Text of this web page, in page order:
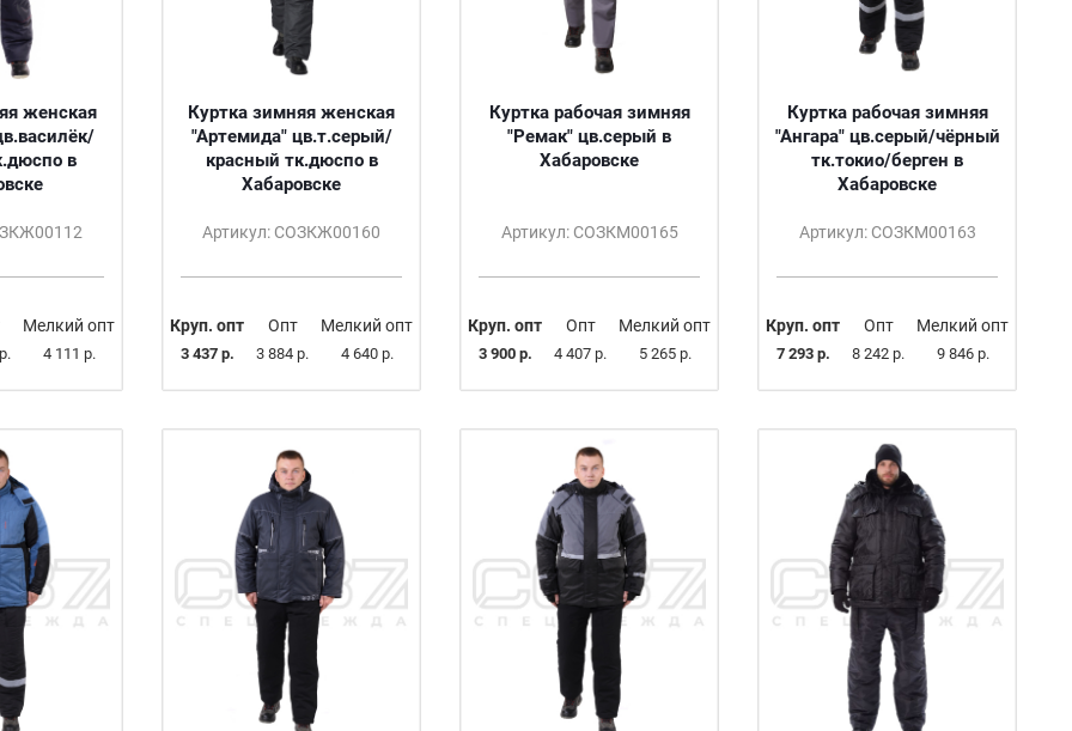
женская
в
Мелкий опт
4 111 р.
Куртка зимняя женская
"Артемида" цв.т.серый/
красный тк.дюспо в
Хабаровске
Артикул: СОЗКЖ00160
Круп. опт
3 437 р.
Опт
3 884 р.
Мелкий опт
4 640 р.
Куртка рабочая зимняя
"Ремак" цв.серый в
Хабаровске
Артикул: СОЗКМ00165
Круп. опт
3 900 р.
Опт
4 407 р.
Мелкий опт
5 265 р.
Куртка рабочая зимняя
"Ангара" цв.серый/чёрный
тк.токио/берген в
Хабаровске
Артикул: СОЗКМ00163
Круп. опт
7 293 р.
Опт
8 242 р.
Мелкий опт
9 846 р.